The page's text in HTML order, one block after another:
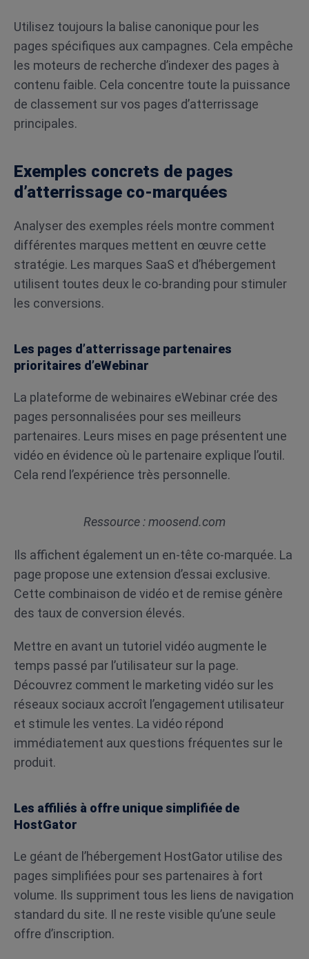
Utilisez toujours la balise canonique pour les
pages spécifiques aux campagnes. Cela empêche
les moteurs de recherche d’indexer des pages à
contenu faible. Cela concentre toute la puissance
de classement sur vos pages d’atterrissage
principales.
Exemples concrets de pages
d’atterrissage co-marquées
Analyser des exemples réels montre comment
différentes marques mettent en œuvre cette
stratégie. Les marques SaaS et d’hébergement
utilisent toutes deux le co-branding pour stimuler
les conversions.
Les pages d’atterrissage partenaires
prioritaires d’eWebinar
La plateforme de webinaires eWebinar crée des
pages personnalisées pour ses meilleurs
partenaires. Leurs mises en page présentent une
vidéo en évidence où le partenaire explique l’outil.
Cela rend l’expérience très personnelle.
Ressource : moosend.com
Ils affichent également un en-tête co-marquée. La
page propose une extension d’essai exclusive.
Cette combinaison de vidéo et de remise génère
des taux de conversion élevés.
Mettre en avant un tutoriel vidéo augmente le
temps passé par l’utilisateur sur la page.
Découvrez comment le marketing vidéo sur les
réseaux sociaux accroît l’engagement utilisateur
et stimule les ventes. La vidéo répond
immédiatement aux questions fréquentes sur le
produit.
Les affiliés à offre unique simplifiée de
HostGator
Le géant de l’hébergement HostGator utilise des
pages simplifiées pour ses partenaires à fort
volume. Ils suppriment tous les liens de navigation
standard du site. Il ne reste visible qu’une seule
offre d’inscription.